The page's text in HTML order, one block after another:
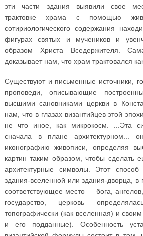
эти части здания выявили свое
трактовке храма с помощью
сотириологического содержания
фигурах святых и мучеников и
образом Христа Вседержителя.
доказывает нам, что храм трактовался
Существуют и письменные источники,
проповеди, описывающие
высшими сановниками церкви в
нам, что в глазах византийцев этой
не что иное, как микрокосм. ...Эта
сначала в плане архитектурном...
иконографию живописи, определяя
картин таким образом, чтобы сделать
архитектурные символы. Этот способ
здания-вселенной или здания-дворца,
соответствующее место — бога,
государство, церковь
топографически (как вселенная) и
и его подданные). Особенность